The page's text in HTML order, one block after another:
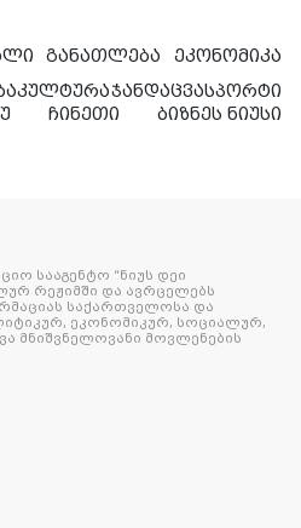
განათლება
ეკონომიკა
კულტურაჯანდაცვასპორტი
ჩინეთი ბიზნეს ნიუსი
სააგენტო “ნიუს დეი
რეჟიმში და ავრცელებს
საქართველოსა და
ეკონომიკურ, სოციალურ,
მნიშვნელოვანი მოვლენების